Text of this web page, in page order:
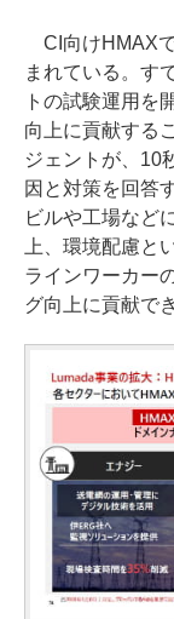
CI向けHMAX
まれている。す
トの試験運用を
向上に貢献する
ジェントが、10
因と対策を回答
ビルや工場など
上、環境配慮と
ラインワーカー
グ向上に貢献で